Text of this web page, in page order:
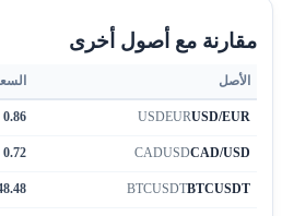
بورصة قطر
بورصة مسقط
بورصة طوكيو الجلسة الثانية
بورصة البحرين
مقارنة مع أصول أخرى
الأصل
USD/EUR
USDEUR
0.86
CAD/USD
CADUSD
0.72
BTCUSDT
BTCUSDT